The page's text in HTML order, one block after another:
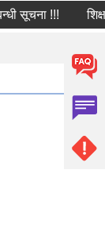
!!! शिक्षक